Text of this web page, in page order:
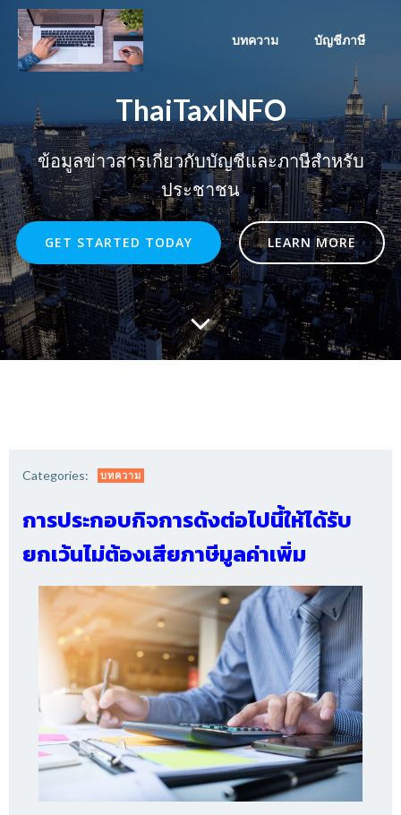
บทความ บัญชีภาษี
ThaiTaxINFO
ข้อมูลข่าวสารเกี่ยวกับบัญชีและภาษีสำหรับ
ประชาชน
GET STARTED TODAY LEARN MORE
Categories: บทความ
การประกอบกิจการดังต่อไปนี้ให้ได้รับ
ยกเว้นไม่ต้องเสียภาษีมูลค่าเพิ่ม